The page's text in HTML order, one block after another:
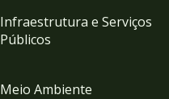
Infraestrutura e Serviços
Públicos
Meio Ambiente